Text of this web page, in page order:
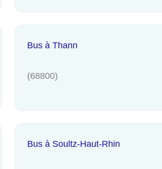
Bus à Thann
(68800)
Bus à Soultz-Haut-Rhin